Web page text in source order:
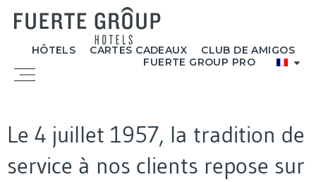
contenuHÔTELS CARTES CADEAUX
CLUB DE AMIGOS
FUERTE GROUP PRO
Menu
Le 4 juillet 1957, la tradition de
service à nos clients repose sur